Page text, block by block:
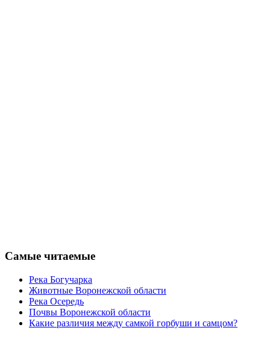
Самые читаемые
Река Богучарка
Животные Воронежской области
Река Осередь
Почвы Воронежской области
Какие различия между самкой горбуши и самцом?